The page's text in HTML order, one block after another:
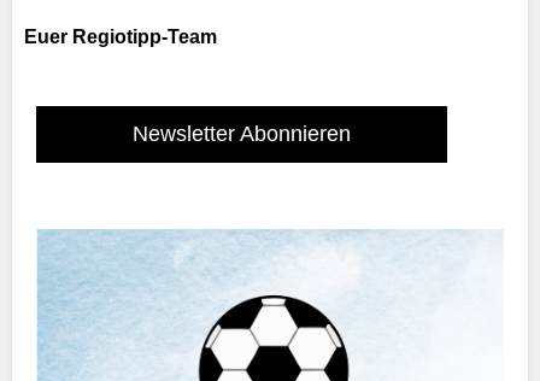
Euer Regiotipp-Team
Newsletter Abonnieren